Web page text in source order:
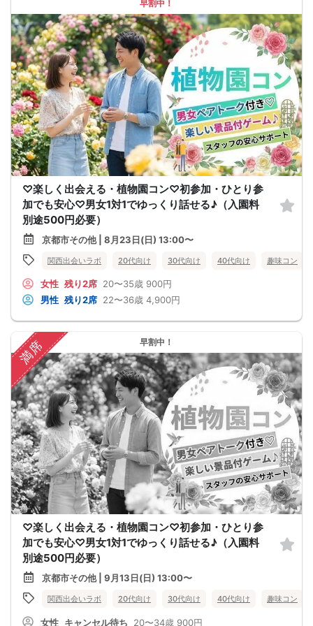
早割中！
♡楽しく出会える・植物園コン♡初参加・ひとり参
加でも安心♡男女1対1でゆっくり話せる♪（入園料
別途500円必要）
京都市その他 | 8月23日(日) 13:00〜
関西出会いラボ 20代向け 30代向け 40代向け 趣味コン
女性 残り2席 20〜35歳 900円
男性 残り2席 22〜36歳 4,900円
満席 早割中！
♡楽しく出会える・植物園コン♡初参加・ひとり参
加でも安心♡男女1対1でゆっくり話せる♪（入園料
別途500円必要）
京都市その他 | 9月13日(日) 13:00〜
関西出会いラボ 20代向け 30代向け 40代向け 趣味コン
女性 キャンセル待ち 20〜34歳 900円